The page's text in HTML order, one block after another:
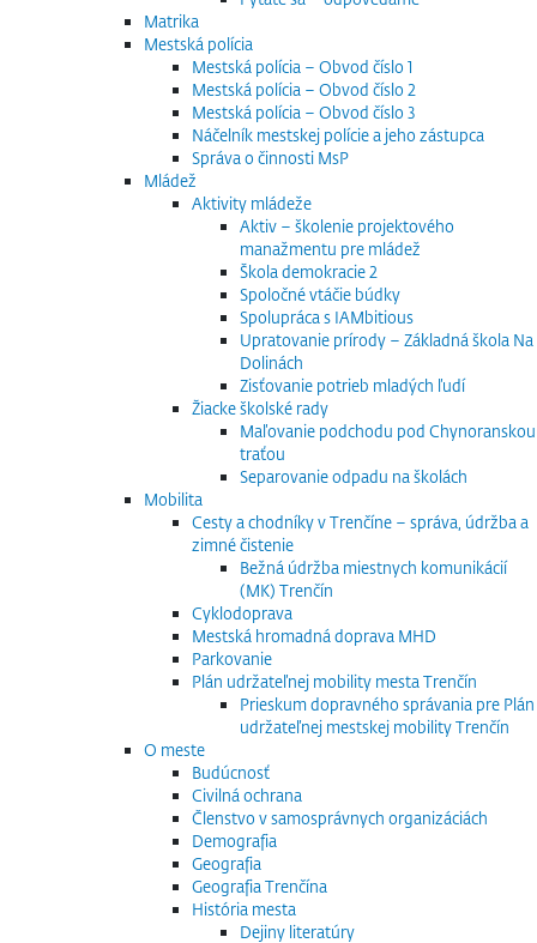
Matrika
Mestská polícia
Mestská polícia – Obvod číslo 1
Mestská polícia – Obvod číslo 2
Mestská polícia – Obvod číslo 3
Náčelník mestskej polície a jeho zástupca
Správa o činnosti MsP
Mládež
Aktivity mládeže
Aktiv – školenie projektového
manažmentu pre mládež
Škola demokracie 2
Spoločné vtáčie búdky
Spolupráca s IAMbitious
Upratovanie prírody – Základná škola Na
Dolinách
Zisťovanie potrieb mladých ľudí
Žiacke školské rady
Maľovanie podchodu pod Chynoranskou
traťou
Separovanie odpadu na školách
Mobilita
Cesty a chodníky v Trenčíne – správa, údržba a
zimné čistenie
Bežná údržba miestnych komunikácií
(MK) Trenčín
Cyklodoprava
Mestská hromadná doprava MHD
Parkovanie
Plán udržateľnej mobility mesta Trenčín
Prieskum dopravného správania pre Plán
udržateľnej mestskej mobility Trenčín
O meste
Budúcnosť
Civilná ochrana
Členstvo v samosprávnych organizáciách
Demografia
Geografia
Geografia Trenčína
História mesta
Dejiny literatúry